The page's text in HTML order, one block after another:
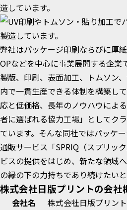
造しています。
弊社はパッケージ印刷ならびに厚
OPなどを中心に事業展開する企業
製版、印刷、表面加工、トムソン
内で一貫生産できる体制を構築し
応と低価格、長年のノウハウによ
者に選ばれる協力工場」としてク
ています。そんな同社ではパッケ
通販サービス「SPRIQ（スプリッ
ビスの提供をはじめ、新たな領域
の縁の下の力持ちであり続けたいと
株式会社日版プリントの会社
会社名
株式会社日版プリント